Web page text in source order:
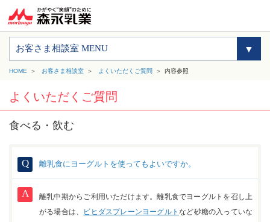
お客さま相談室 MENU
HOME お客さま相談室 よくいただくご質問 内容参照
よくいただくご質問
食べる・飲む
離乳食にヨーグルトを使ってもよいですか。
離乳中期からご利用いただけます。離乳食でヨーグルトを召し上
がる場合は、
ビヒダスプレーンヨーグルトなど砂糖の入っていな